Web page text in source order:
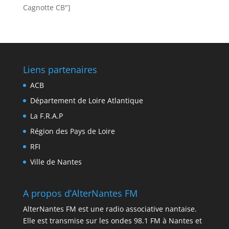
Cagnotte CB"]
Liens partenaires
ACB
Département de Loire Atlantique
La F.R.A.P
Région des Pays de Loire
RFI
Ville de Nantes
A propos d’AlterNantes FM
AlterNantes FM est une radio associative nantaise.
Elle est transmise sur les ondes 98.1 FM à Nantes et